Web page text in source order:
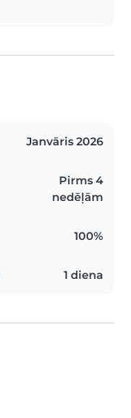
Janvāris 2026
Pirms 4
nedēļām
100%
1 diena